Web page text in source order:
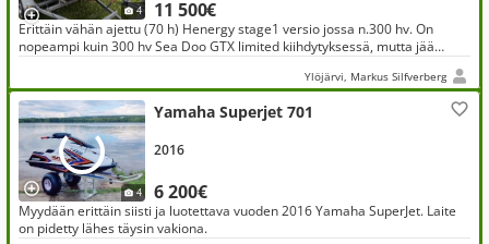
4 11 500€
Erittäin vähän ajettu (70 h) Henergy stage1 versio jossa n.300 hv. On
nopeampi kuin 300 hv Sea Doo GTX limited kiihdytyksessä, mutta jää
Ylöjärvi, Markus Silfverberg
4
Yamaha Superjet 701
6 200€
2016
Myydään erittäin siisti ja luotettava vuoden 2016 Yamaha SuperJet. Laite
on pidetty lähes täysin vakiona.